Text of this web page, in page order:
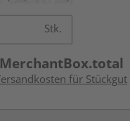
Stk.
für Stückgut